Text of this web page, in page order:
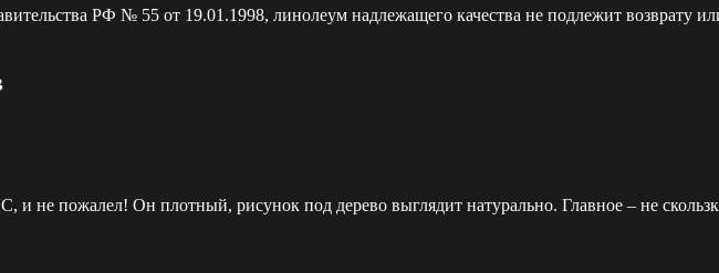
РФ № 55 от 19.01.1998, линолеум надлежащего качества не подлежит возврату
и не пожалел! Он плотный, рисунок под дерево выглядит натурально. Главное – не